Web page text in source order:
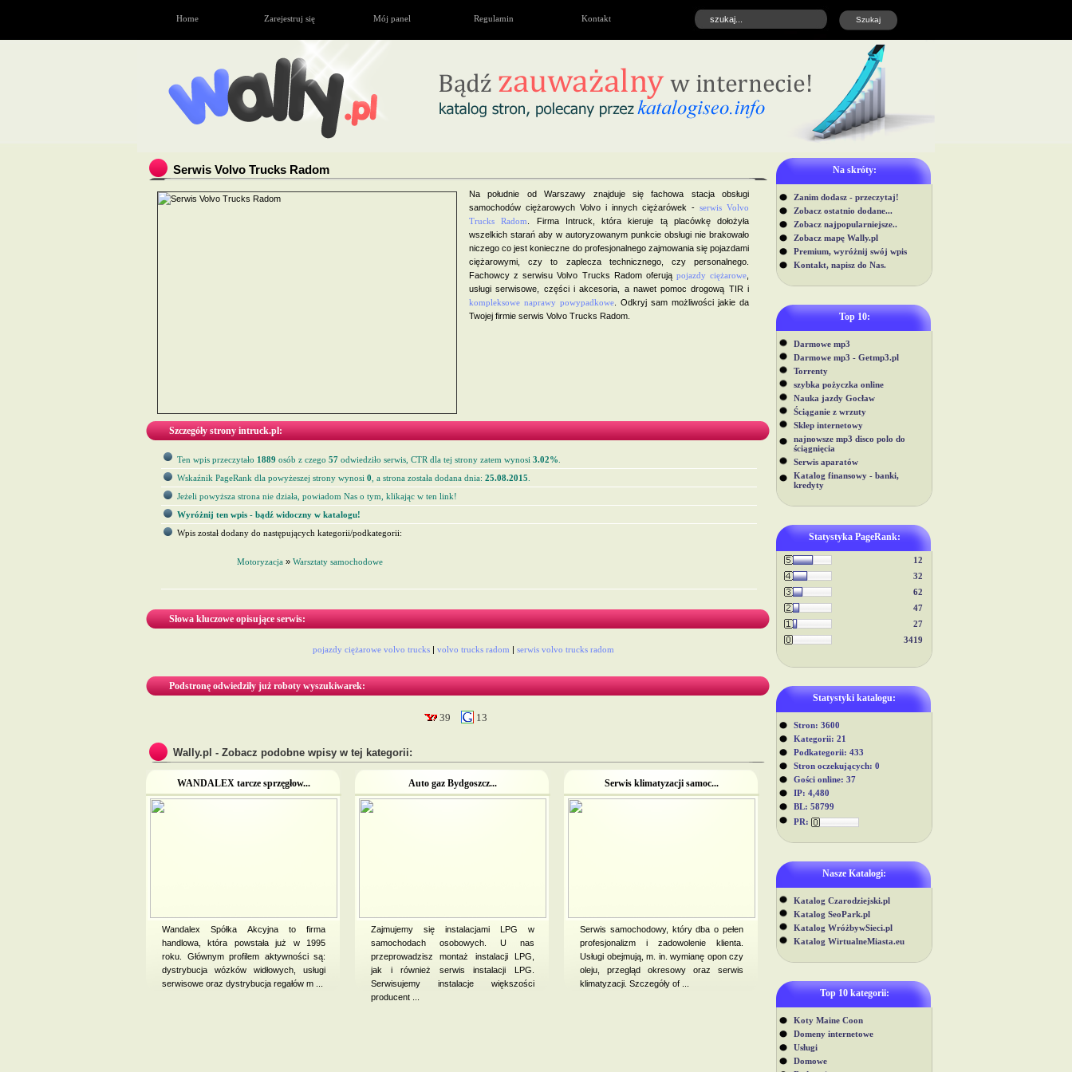
Home Zarejestruj się Mój panel Regulamin Kontakt
Na skróty:
Zanim dodasz - przeczytaj!
Zobacz ostatnio dodane...
Zobacz najpopularniejsze..
Zobacz mapę Wally.pl
Premium, wyróżnij swój wpis
Kontakt, napisz do Nas.
Top 10:
Darmowe mp3
Darmowe mp3 - Getmp3.pl
Torrenty
szybka pożyczka online
Nauka jazdy Gocław
Ściąganie z wrzuty
Sklep internetowy
najnowsze mp3 disco polo do
ściągnięcia
Serwis aparatów
Katalog finansowy - banki,
kredyty
Statystyka PageRank:
12
32
62
47
27
3419
Statystyki katalogu:
Stron: 3600
Kategorii: 21
Podkategorii: 433
Stron oczekujących: 0
Gości online: 37
IP: 4,480
BL: 58799
PR:
Nasze Katalogi:
Katalog Czarodziejski.pl
Katalog SeoPark.pl
Katalog WróżbywSieci.pl
Katalog WirtualneMiasta.eu
Top 10 kategorii:
Koty Maine Coon
Domeny internetowe
Usługi
Domowe
Serwis Volvo Trucks Radom
Na południe od Warszawy znajduje się fachowa stacja obsługi
samochodów ciężarowych Volvo i innych ciężarówek - serwis Volvo
Trucks Radom
. Firma Intruck, która kieruje tą placówkę dołożyła
wszelkich starań aby w autoryzowanym punkcie obsługi nie brakowało
niczego co jest konieczne do profesjonalnego zajmowania się pojazdami
ciężarowymi, czy to zaplecza technicznego, czy personalnego.
Fachowcy z serwisu Volvo Trucks Radom oferują pojazdy ciężarowe
usługi serwisowe, części i akcesoria, a nawet pomoc drogową TIR i
kompleksowe naprawy powypadkowe . Odkryj sam możliwości jakie da
Twojej firmie serwis Volvo Trucks Radom.
Szczegóły strony intruck.pl:
Ten wpis przeczytało 1889 osób z czego 57 odwiedziło serwis, CTR dla tej strony zatem wynosi 3.02%
Wskaźnik PageRank dla powyżeszej strony wynosi 0 , a strona została dodana dnia: 25.08.2015
Jeżeli powyższa strona nie działa, powiadom Nas o tym, klikając w ten link!
Wyróżnij ten wpis - bądź widoczny w katalogu!
Wpis został dodany do następujących kategorii/podkategorii:
Motoryzacja » Warsztaty samochodowe
Słowa kluczowe opisujące serwis:
pojazdy ciężarowe volvo trucks| volvo trucks radom | serwis volvo trucks radom
Podstronę odwiedziły już roboty wyszukiwarek:
39 13
Wally.pl - Zobacz podobne wpisy w tej kategorii:
WANDALEX tarcze sprzęgłow...
Wandalex Spółka Akcyjna to firma
handlowa, która powstała już w 1995
roku. Głównym profilem aktywności są:
dystrybucja wózków widłowych, usługi
serwisowe oraz dystrybucja regałów m ...
Auto gaz Bydgoszcz...
Zajmujemy się instalacjami LPG w
samochodach osobowych. U nas
przeprowadzisz montaż instalacji LPG,
jak i również serwis instalacji LPG.
Serwisujemy instalacje większości
producent ...
Serwis klimatyzacji samoc...
Serwis samochodowy, który dba o pełen
profesjonalizm i zadowolenie klienta.
Usługi obejmują, m. in. wymianę opon czy
oleju, przegląd okresowy oraz serwis
klimatyzacji. Szczegóły of ...